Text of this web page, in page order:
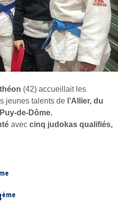
(42) accueillait les
jeunes talents de l’Allier, du
avec cinq judokas qualifiés,
ème